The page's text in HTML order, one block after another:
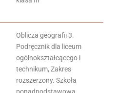
Oblicza geografii 3.
Podręcznik dla liceum
ogólnokształcącego i
technikum, Zakres
rozszerzony. Szkoła